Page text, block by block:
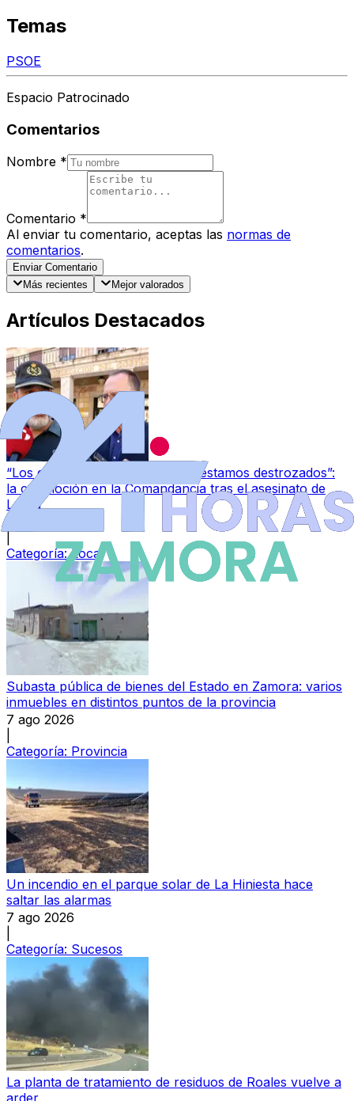
Temas
PSOE
Espacio Patrocinado
Comentarios
Nombre *
Comentario *
Al enviar tu comentario, aceptas las normas de
comentarios.
Enviar Comentario
Más recientes
Mejor valorados
Artículos Destacados
“Los guardias civiles de Zamora estamos destrozados”:
la conmoción en la Comandancia tras el asesinato de
Laura
|
Categoría:Local
Subasta pública de bienes del Estado en Zamora: varios
inmuebles en distintos puntos de la provincia
7 ago 2026
Categoría: Provincia
Un incendio en el parque solar de La Hiniesta hace
saltar las alarmas
7 ago 2026
Categoría: Sucesos
La planta de tratamiento de residuos de Roales vuelve a
arder